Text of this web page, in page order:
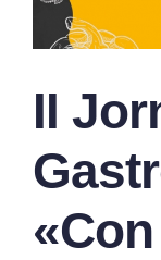
II